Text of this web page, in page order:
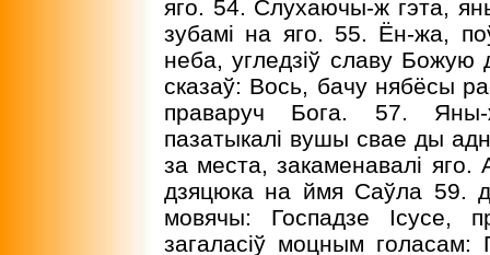
яго. 54. Слухаючы-ж гэта,
зубамі на яго. 55. Ён-жа,
неба, угледзіў славу Божую
сказаў: Вось, бачу нябёсы
праваруч Бога. 57.
пазатыкалі вушы свае ды
за места, закаменавалі яго.
дзяцюка на ймя Саўла 59.
мовячы: Госпадзе
загаласіў моцным голасам: